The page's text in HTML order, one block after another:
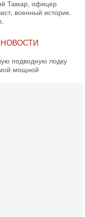
Тамар, офицер
военный историк.
НОВОСТИ
подводную лодку
мощной